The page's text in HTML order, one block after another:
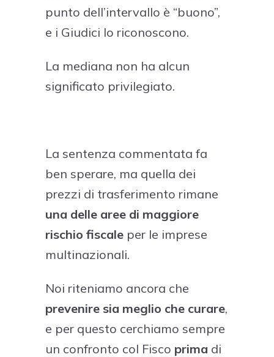
punto dell’intervallo è “buono”,
e i Giudici lo riconoscono.
La mediana non ha alcun
significato privilegiato.
La sentenza commentata fa
ben sperare, ma quella dei
prezzi di trasferimento rimane
una delle aree di maggiore
rischio fiscale per le imprese
multinazionali.
Noi riteniamo ancora che
prevenire sia meglio che curare,
e per questo cerchiamo sempre
un confronto col Fisco prima di